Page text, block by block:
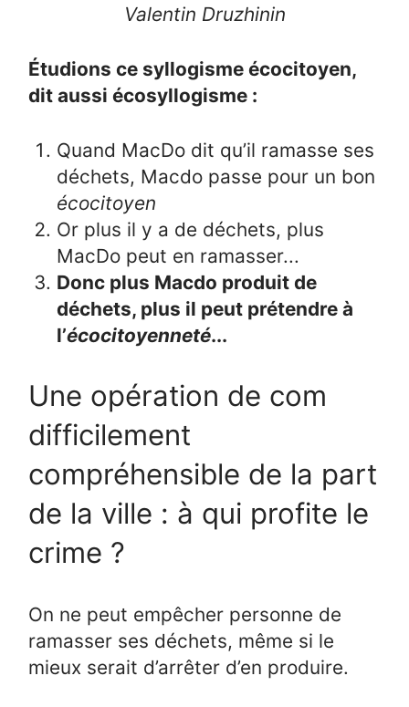
Valentin Druzhinin
Étudions ce syllogisme écocitoyen,
dit aussi écosyllogisme :
Quand MacDo dit qu’il ramasse ses
déchets, Macdo passe pour un bon
écocitoyen
Or plus il y a de déchets, plus
MacDo peut en ramasser...
Donc plus Macdo produit de
déchets, plus il peut prétendre à
l’écocitoyenneté...
Une opération de com
difficilement
compréhensible de la part
de la ville : à qui profite le
crime ?
On ne peut empêcher personne de
ramasser ses déchets, même si le
mieux serait d’arrêter d’en produire.